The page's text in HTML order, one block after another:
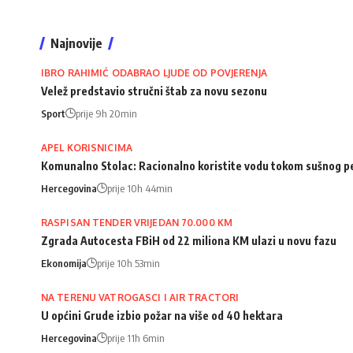
Najnovije
IBRO RAHIMIĆ ODABRAO LJUDE OD POVJERENJA
Velež predstavio stručni štab za novu sezonu
Sport prije 9h 20min
APEL KORISNICIMA
Komunalno Stolac: Racionalno koristite vodu tokom sušnog
Hercegovina prije 10h 44min
RASPISAN TENDER VRIJEDAN 70.000 KM
Zgrada Autocesta FBiH od 22 miliona KM ulazi u novu fazu
Ekonomija prije 10h 53min
NA TERENU VATROGASCI I AIR TRACTORI
U općini Grude izbio požar na više od 40 hektara
Hercegovina prije 11h 6min